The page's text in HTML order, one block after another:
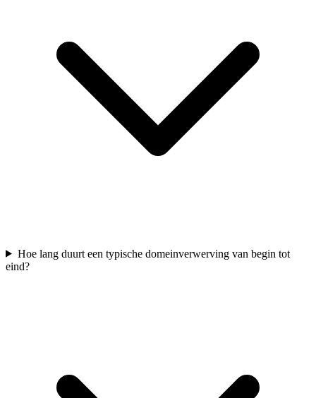
Hoe lang duurt een typische domeinverwerving van begin tot
eind?